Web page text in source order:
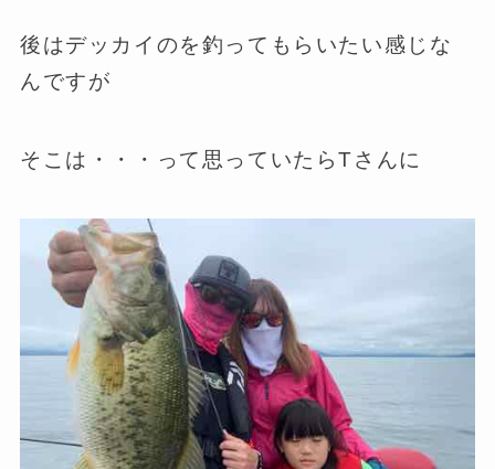
後はデッカイのを釣ってもらいたい感じな
んですが
そこは・・・って思っていたらTさんに